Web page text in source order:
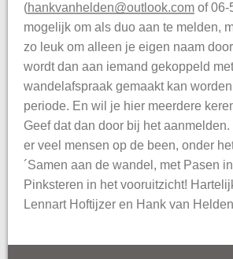
(hankvanhelden@outlook.com of 06-
mogelijk om als duo aan te melden,
zo leuk om alleen je eigen naam
wordt dan aan iemand gekoppeld
wandelafspraak gemaakt kan
periode. En wil je hier meerdere
Geef dat dan door bij het
er veel mensen op de been, onder
´Samen aan de wandel, met Pasen
Pinksteren in het vooruitzicht!
Lennart Hoftijzer en Hank van Helden